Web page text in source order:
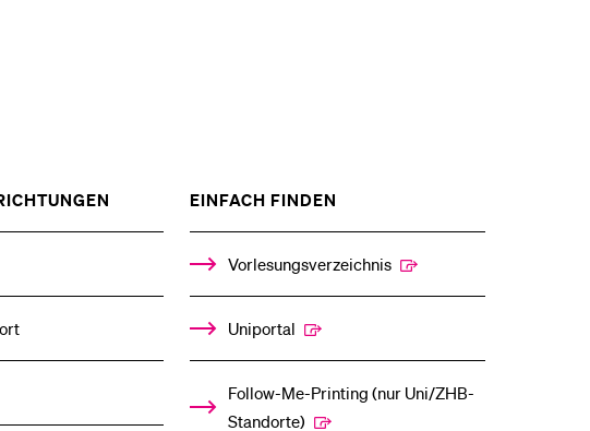
%1$S
UNTERMENÜ
EINFACH FINDEN
%1$S
UNTERMENÜ
Vorlesungsverzeichnis
Uniportal
Follow-Me-Printing­ ­(nur Uni/ZHB-
Standorte)